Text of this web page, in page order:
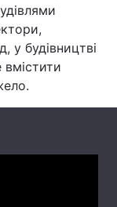
у будівництві